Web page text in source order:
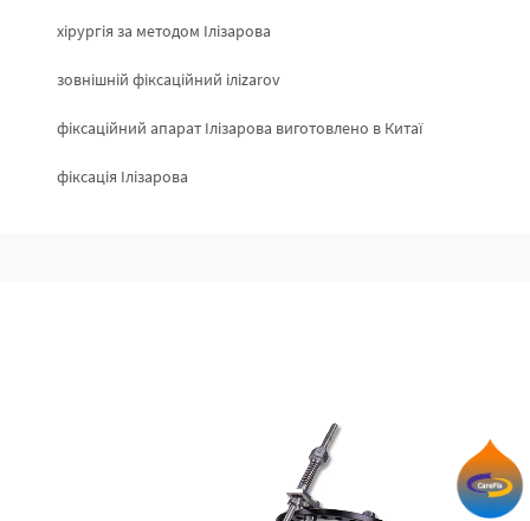
хірургія за методом Ілізарова
зовнішній фіксаційний іліzarov
фіксаційний апарат Ілізарова виготовлено в Китаї
фіксація Ілізарова